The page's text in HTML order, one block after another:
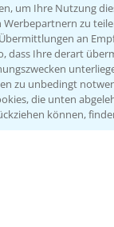
um Ihre Nutzung
zu
an
dass Ihre derart
zu unbedingt
die unten
können,